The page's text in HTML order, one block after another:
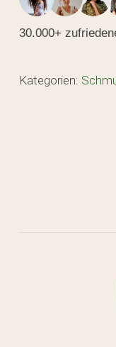
30.000+
Kategorien: